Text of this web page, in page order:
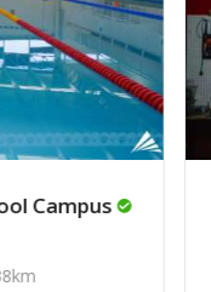
Campus